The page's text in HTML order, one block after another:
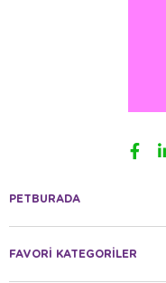
PETBURADA
FAVORİ KATEGORİLER